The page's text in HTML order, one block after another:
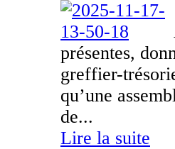
présentes,
greffier-
qu’une
de...
Lire la suite